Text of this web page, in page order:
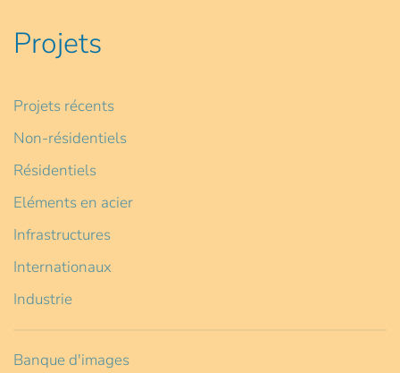
Projets
Projets récents
Non-résidentiels
Résidentiels
Eléments en acier
Infrastructures
Internationaux
Industrie
Banque d'images